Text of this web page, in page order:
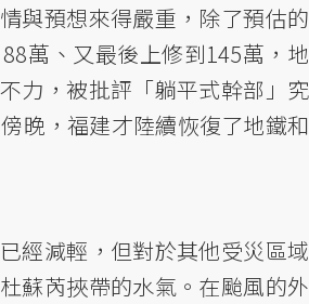
與預想來得嚴重，除了預估的
萬、又最後上修到145萬，地
力，被批評「躺平式幹部」究
晚，福建才陸續恢復了地鐵和
經減輕，但對於其他受災區域
蘇芮挾帶的水氣。在颱風的外